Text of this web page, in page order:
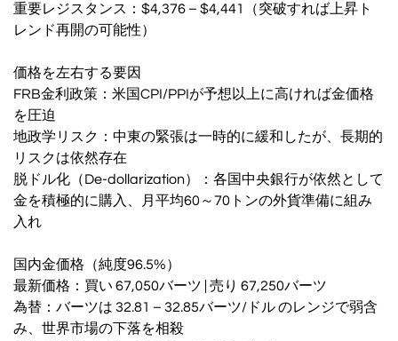
重要レジスタンス：$4,376 – $4,441（突破すれば上昇ト
レンド再開の可能性）
価格を左右する要因
FRB金利政策：米国CPI/PPIが予想以上に高ければ金価格
を圧迫
地政学リスク：中東の緊張は一時的に緩和したが、長期的
リスクは依然存在
脱ドル化（De-dollarization）：各国中央銀行が依然として
金を積極的に購入、月平均60～70トンの外貨準備に組み
入れ
国内金価格（純度96.5%）
最新価格：買い 67,050バーツ | 売り 67,250バーツ
為替：バーツは 32.81 – 32.85バーツ/ドル のレンジで弱含
み、世界市場の下落を相殺